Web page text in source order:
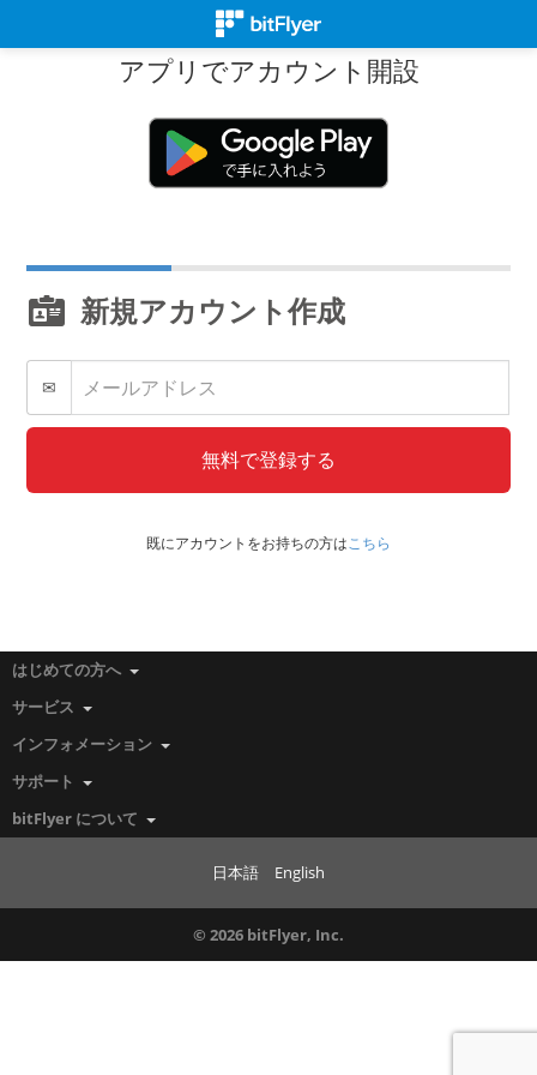
アプリでアカウント開設
新規アカウント作成
✉
無料で登録する
既にアカウントをお持ちの方はこちら
はじめての方へ
サービス
インフォメーション
サポート
bitFlyer について
日本語 English
© 2026 bitFlyer, Inc.